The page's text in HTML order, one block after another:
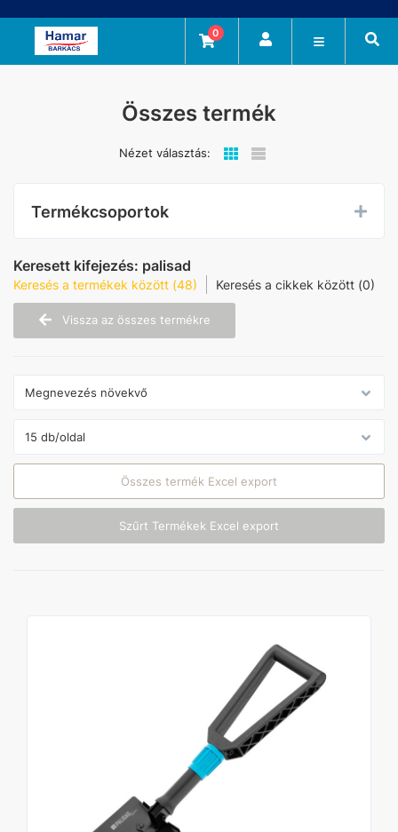
0
Összes termék
Nézet választás:
Termékcsoportok
Keresett kifejezés: palisad
Keresés a termékek között (48) Keresés a cikkek között (0)
Vissza az összes termékre
Összes termék Excel export
Szűrt Termékek Excel export